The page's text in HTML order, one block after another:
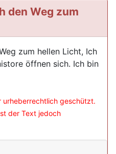
den Weg zum
zum hellen Licht, Ich
öffnen sich. Ich bin
urheberrechtlich geschützt.
der Text jedoch